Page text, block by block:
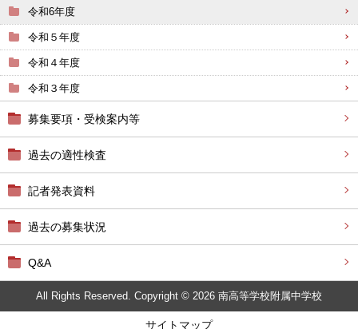
令和6年度
令和５年度
令和４年度
令和３年度
募集要項・受検案内等
過去の適性検査
記者発表資料
過去の募集状況
Q&A
All Rights Reserved. Copyright © 2026 南高等学校附属中学校
サイトマップ